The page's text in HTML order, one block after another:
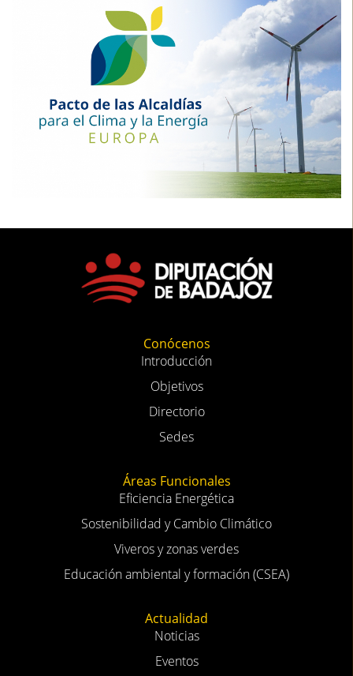
Conócenos
Introducción
Objetivos
Directorio
Sedes
Áreas Funcionales
Eficiencia Energética
Sostenibilidad y Cambio Climático
Viveros y zonas verdes
Educación ambiental y formación (CSEA)
Actualidad
Noticias
Eventos